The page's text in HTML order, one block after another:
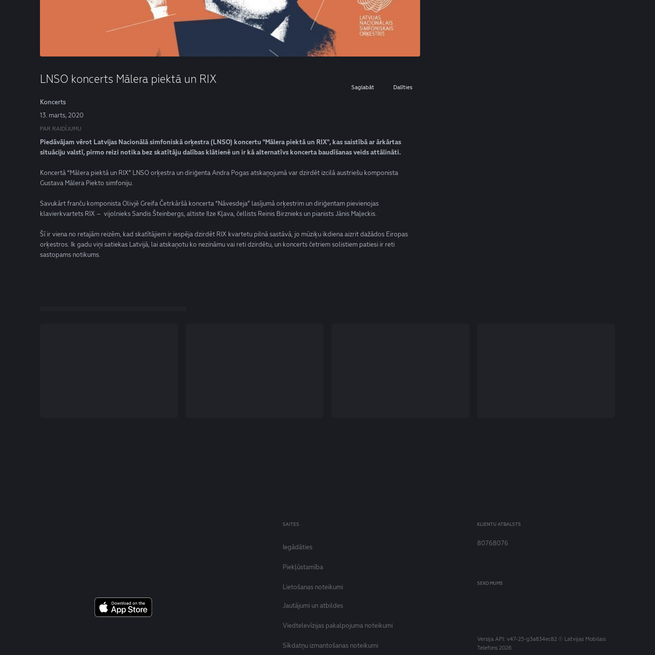
LNSO koncerts Mālera piektā un RIX
Saglabāt Dalīties
Koncerts
13. marts, 2020
PAR RAIDĪJUMU
Piedāvājam vērot Latvijas Nacionālā simfoniskā orķestra (LNSO) koncertu "Mālera piektā un RIX", kas saistībā ar ārkārtas
situāciju valstī, pirmo reizi notika bez skatītāju dalības klātienē un ir kā alternatīvs koncerta baudīšanas veids attālināti.
Koncertā “Mālera piektā un RIX” LNSO orķestra un diriģenta Andra Pogas atskaņojumā var dzirdēt izcilā austriešu komponista
Gustava Mālera Piekto simfoniju.
Savukārt franču komponista Olivjē Greifa Četrkāršā koncerta “Nāvesdeja” lasījumā orķestrim un diriģentam pievienojas
klavierkvartets RIX – vijolnieks Sandis Šteinbergs, altiste Ilze Kļava, čellists Reinis Birznieks un pianists Jānis Maļeckis.
Šī ir viena no retajām reizēm, kad skatītājiem ir iespēja dzirdēt RIX kvartetu pilnā sastāvā, jo mūziķu ikdiena aizrit dažādos Eiropas
orķestros. Ik gadu viņi satiekas Latvijā, lai atskaņotu ko nezināmu vai reti dzirdētu, un koncerts četriem solistiem patiesi ir reti
sastopams notikums.
SAITES
Iegādāties
Piekļūstamība
Lietošanas noteikumi
Jautājumi un atbildes
Viedtelevīzijas pakalpojuma noteikumi
Sīkdatņu izmantošanas noteikumi
KLIENTU ATBALSTS
80768076
SEKO MUMS
Versija API: v47-25-g3a834ec82© Latvijas Mobilais
Telefons 2026